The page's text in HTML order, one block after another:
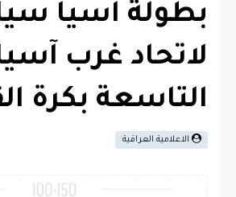
بطولة آسيا
لاتحاد غرب
التاسعة بكرة
الاعلامية العراقية